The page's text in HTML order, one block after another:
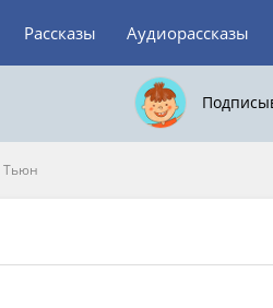
Рассказы Аудиорассказы